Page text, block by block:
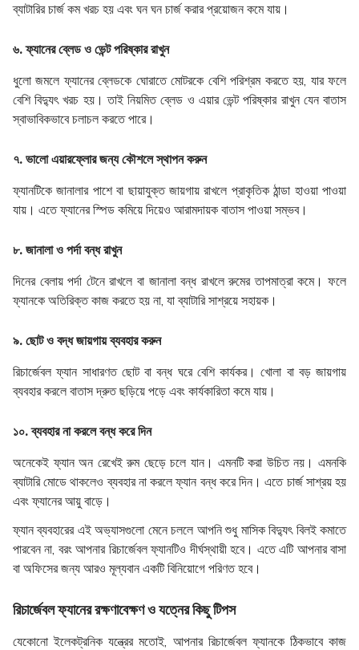
ব্যাটারির চার্জ কম খরচ হয় এবং ঘন ঘন চার্জ করার প্রয়োজন কমে যায়।
৬. ফ্যানের ব্লেড ও ভেন্ট পরিষ্কার রাখুন
ধুলো জমলে ফ্যানের ব্লেডকে ঘোরাতে মোটরকে বেশি পরিশ্রম করতে হয়, যার ফলে
বেশি বিদ্যুৎ খরচ হয়। তাই নিয়মিত ব্লেড ও এয়ার ভেন্ট পরিষ্কার রাখুন যেন বাতাস
স্বাভাবিকভাবে চলাচল করতে পারে।
৭. ভালো এয়ারফ্লোর জন্য কৌশলে স্থাপন করুন
ফ্যানটিকে জানালার পাশে বা ছায়াযুক্ত জায়গায় রাখলে প্রাকৃতিক ঠান্ডা হাওয়া পাওয়া
যায়। এতে ফ্যানের স্পিড কমিয়ে দিয়েও আরামদায়ক বাতাস পাওয়া সম্ভব।
৮. জানালা ও পর্দা বন্ধ রাখুন
দিনের বেলায় পর্দা টেনে রাখলে বা জানালা বন্ধ রাখলে রুমের তাপমাত্রা কমে। ফলে
ফ্যানকে অতিরিক্ত কাজ করতে হয় না, যা ব্যাটারি সাশ্রয়ে সহায়ক।
৯. ছোট ও বদ্ধ জায়গায় ব্যবহার করুন
রিচার্জেবল ফ্যান সাধারণত ছোট বা বন্ধ ঘরে বেশি কার্যকর। খোলা বা বড় জায়গায়
ব্যবহার করলে বাতাস দ্রুত ছড়িয়ে পড়ে এবং কার্যকারিতা কমে যায়।
১০. ব্যবহার না করলে বন্ধ করে দিন
অনেকেই ফ্যান অন রেখেই রুম ছেড়ে চলে যান। এমনটি করা উচিত নয়। এমনকি
ব্যাটারি মোডে থাকলেও ব্যবহার না করলে ফ্যান বন্ধ করে দিন। এতে চার্জ সাশ্রয় হয়
এবং ফ্যানের আয়ু বাড়ে।
ফ্যান ব্যবহারের এই অভ্যাসগুলো মেনে চললে আপনি শুধু মাসিক বিদ্যুৎ বিলই কমাতে
পারবেন না, বরং আপনার রিচার্জেবল ফ্যানটিও দীর্ঘস্থায়ী হবে। এতে এটি আপনার বাসা
বা অফিসের জন্য আরও মূল্যবান একটি বিনিয়োগে পরিণত হবে।
রিচার্জেবল ফ্যানের রক্ষণাবেক্ষণ ও যত্নের কিছু টিপস
যেকোনো ইলেকট্রনিক যন্ত্রের মতোই, আপনার রিচার্জেবল ফ্যানকে ঠিকভাবে কাজ